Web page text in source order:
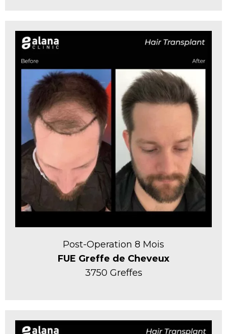
Post-Operation 8 Mois
FUE Greffe de Cheveux
3750 Greffes